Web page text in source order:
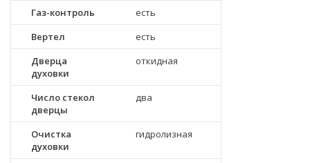
Газ-контроль
есть
Вертел
есть
Дверца
духовки
откидная
Число стекол
дверцы
два
Очистка
духовки
гидролизная